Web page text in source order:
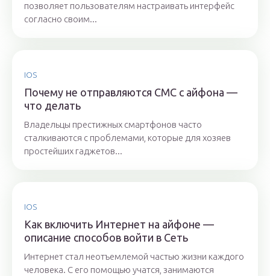
позволяет пользователям настраивать интерфейс
согласно своим...
IOS
Почему не отправляются СМС с айфона —
что делать
Владельцы престижных смартфонов часто
сталкиваются с проблемами, которые для хозяев
простейших гаджетов...
IOS
Как включить Интернет на айфоне —
описание способов войти в Сеть
Интернет стал неотъемлемой частью жизни каждого
человека. С его помощью учатся, занимаются